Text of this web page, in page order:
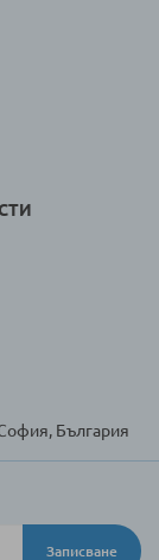
България
Записване